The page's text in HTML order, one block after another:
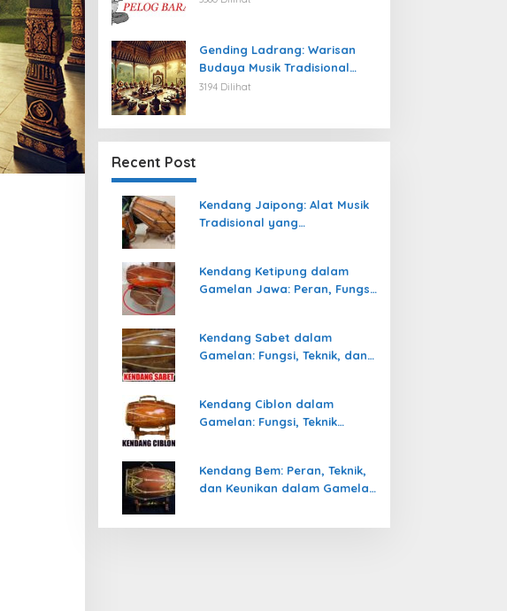
Gending Ladrang: Warisan
Budaya Musik Tradisional
Jawa yang Abadi
3194 Dilihat
Recent Post
Kendang Jaipong: Alat Musik
Tradisional yang
Kendang Ketipung dalam
Gamelan Jawa: Peran, Fungsi,
Kendang Sabet dalam
Gamelan: Fungsi, Teknik, dan
Kendang Ciblon dalam
Gamelan: Fungsi, Teknik
Kendang Bem: Peran, Teknik,
dan Keunikan dalam Gamelan